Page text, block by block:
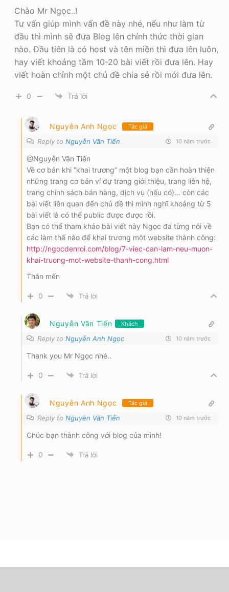
Chào Mr Ngọc..!
Tư vấn giúp mình vấn đề này nhé, nếu như làm từ
đầu thì mình sẽ đưa Blog lên chính thức thời gian
nào. Đầu tiên là có host và tên miền thì đưa lên luôn,
hay viết khoảng tầm 10-20 bài viết rồi đưa lên. Hay
viết hoàn chỉnh một chủ đề chia sẻ rồi mới đưa lên.
0 Trả lời
Nguyễn Anh Ngọc Tác giả
Reply to Nguyễn Văn Tiến 10 năm trước
@Nguyễn Văn Tiến
Về cơ bản khi “khai trương” một blog bạn cần hoàn thiện
những trang cơ bản ví dự trang giới thiệu, trang liên hệ,
trang chính sách bán hàng, dịch vụ (nếu có)… còn các
bài viết liên quan đến chủ đề thì mình nghĩ khoảng từ 5
bài viết là có thể public được được rồi.
Bạn có thể tham khảo bài viết này Ngọc đã từng nói về
các làm thế nào để khai trương một website thành công:
http://ngocdenroi.com/blog/7-viec-can-lam-neu-muon-
khai-truong-mot-website-thanh-cong.html
Thân mến
0 Trả lời
Nguyễn Văn Tiến Khách
Reply to Nguyễn Anh Ngọc 10 năm trước
Thank you Mr Ngọc nhé..
0 Trả lời
Nguyễn Anh Ngọc Tác giả
Reply to Nguyễn Văn Tiến 10 năm trước
Chúc bạn thành công với blog của mình!
0 Trả lời